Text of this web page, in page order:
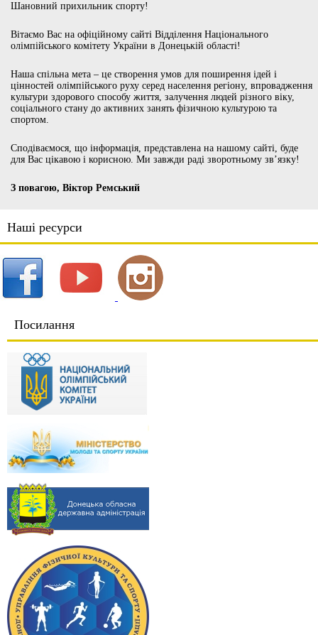
Шановний прихильник спорту!
Вітаємо Вас на офіційному сайті Відділення Національного
олімпійського комітету України в Донецькій області!
Наша спільна мета – це створення умов для поширення ідей і
цінностей олімпійського руху серед населення регіону, впровадження
культури здорового способу життя, залучення людей різного віку,
соціального стану до активних занять фізичною культурою та
спортом.
Сподіваємося, що інформація, представлена на нашому сайті, буде
для Вас цікавою і корисною. Ми завжди раді зворотньому зв’язку!
З повагою, Віктор Ремський
Наші ресурси
Посилання